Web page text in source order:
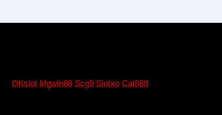
OKslot Mgwin88 Scg9 Slotxo Cat888